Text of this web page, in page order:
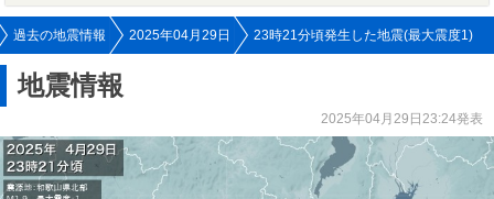
過去の地震情報 2025年04月29日 23時21分頃発生した地震(最大震度1)
地震情報
2025年04月29日23:24発表